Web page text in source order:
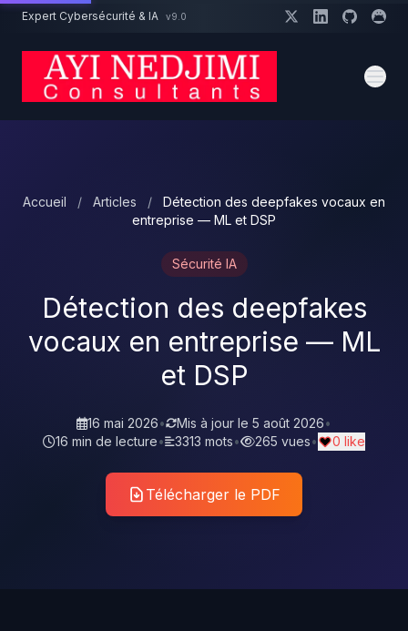
Aller au contenu principal
Expert Cybersécurité & IA v9.0
Accueil / Articles /
Détection des deepfakes vocaux en
entreprise — ML et DSP
Sécurité IA
Détection des deepfakes
vocaux en entreprise — ML
et DSP
16 mai 2026• Mis à jour le 5 août 2026•
16 min de lecture• 3313 mots• 265 vues• 0 like
Télécharger le PDF
Un projet cybersécurité ?